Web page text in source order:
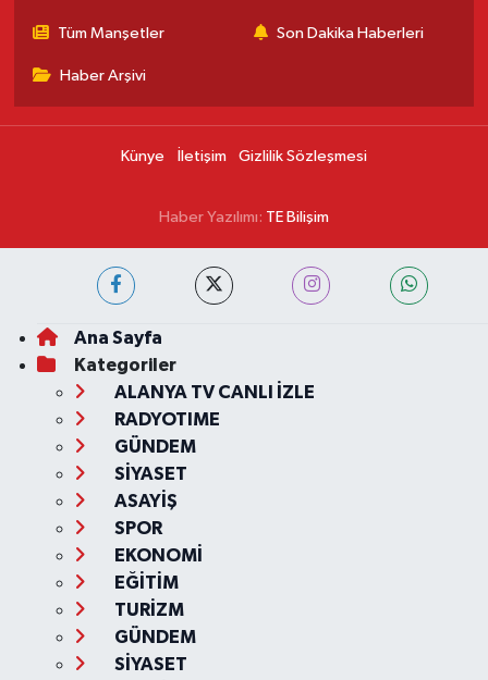
Tüm Manşetler Son Dakika Haberleri
Haber Arşivi
Künye İletişim Gizlilik Sözleşmesi
Haber Yazılımı: TE Bilişim
Ana Sayfa
Kategoriler
ALANYA TV CANLI İZLE
RADYOTIME
GÜNDEM
SİYASET
ASAYİŞ
SPOR
EKONOMİ
EĞİTİM
TURİZM
GÜNDEM
SİYASET